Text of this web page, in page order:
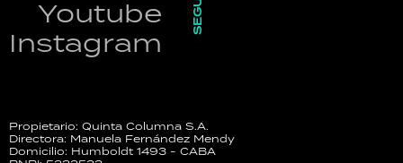
Youtube
Instagram
Propietario: Quinta Columna S.A.
Directora: Manuela Fernández Mendy
Domicilio: Humboldt 1493 - CABA